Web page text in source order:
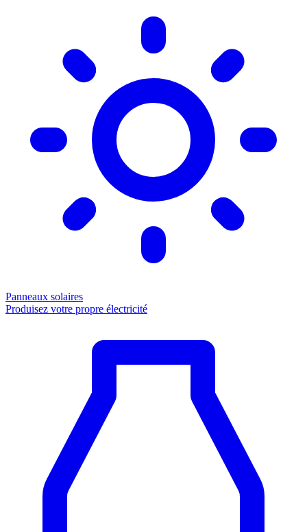
Panneaux solaires
Produisez votre propre électricité